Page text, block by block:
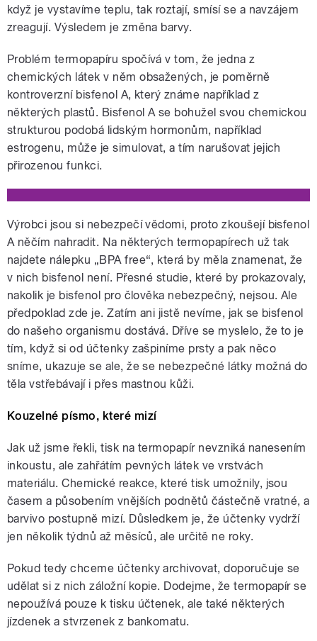
když je vystavíme teplu, tak roztají, smísí se a navzájem
zreagují. Výsledem je změna barvy.
Problém termopapíru spočívá v tom, že jedna z
chemických látek v něm obsažených, je poměrně
kontroverzní bisfenol A, který známe například z
některých plastů. Bisfenol A se bohužel svou chemickou
strukturou podobá lidským hormonům, například
estrogenu, může je simulovat, a tím narušovat jejich
přirozenou funkci.
Výrobci jsou si nebezpečí vědomi, proto zkoušejí bisfenol
A něčím nahradit. Na některých termopapírech už tak
najdete nálepku „BPA free“, která by měla znamenat, že
v nich bisfenol není. Přesné studie, které by prokazovaly,
nakolik je bisfenol pro člověka nebezpečný, nejsou. Ale
předpoklad zde je. Zatím ani jistě nevíme, jak se bisfenol
do našeho organismu dostává. Dříve se myslelo, že to je
tím, když si od účtenky zašpiníme prsty a pak něco
sníme, ukazuje se ale, že se nebezpečné látky možná do
těla vstřebávají i přes mastnou kůži.
Kouzelné písmo, které mizí
Jak už jsme řekli, tisk na termopapír nevzniká nanesením
inkoustu, ale zahřátím pevných látek ve vrstvách
materiálu. Chemické reakce, které tisk umožnily, jsou
časem a působením vnějších podnětů částečně vratné, a
barvivo postupně mizí. Důsledkem je, že účtenky vydrží
jen několik týdnů až měsíců, ale určitě ne roky.
Pokud tedy chceme účtenky archivovat, doporučuje se
udělat si z nich záložní kopie. Dodejme, že termopapír se
nepoužívá pouze k tisku účtenek, ale také některých
jízdenek a stvrzenek z bankomatu.